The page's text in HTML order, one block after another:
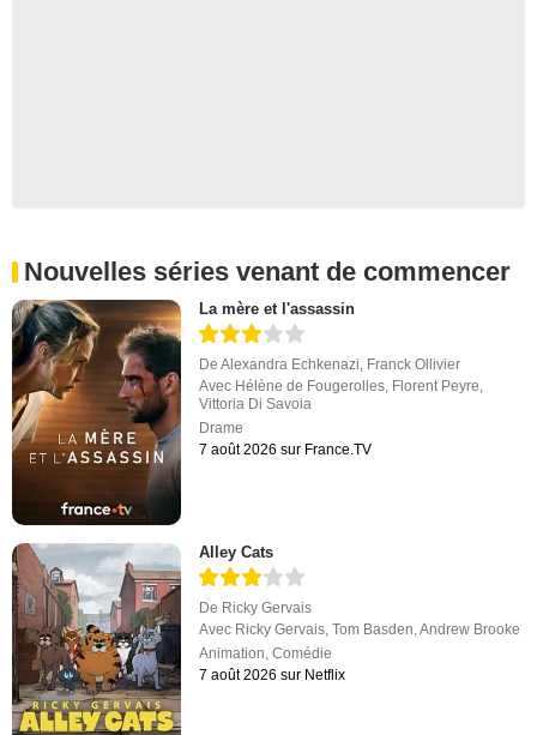
Nouvelles séries venant de commencer
La mère et l'assassin
DeAlexandra Echkenazi, Franck Ollivier
Avec Hélène de Fougerolles, Florent Peyre,
Vittoria Di Savoia
Drame
7 août 2026 sur France.TV
Alley Cats
De Ricky Gervais
Avec Ricky Gervais,Tom Basden,Andrew Brooke
Animation,Comédie
7 août 2026 sur Netflix